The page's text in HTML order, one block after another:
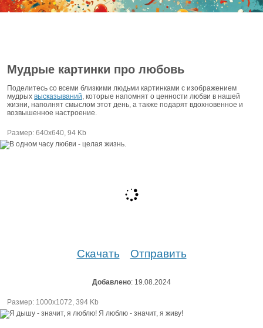
Мудрые картинки про любовь
Поделитесь со всеми близкими людьми картинками с изображением
мудрых высказываний, которые напомнят о ценности любви в нашей
жизни, наполнят смыслом этот день, а также подарят вдохновенное и
возвышенное настроение.
Размер: 640х640, 94 Kb
Скачать Отправить
Добавлено: 19.08.2024
Размер: 1000х1072, 394 Kb